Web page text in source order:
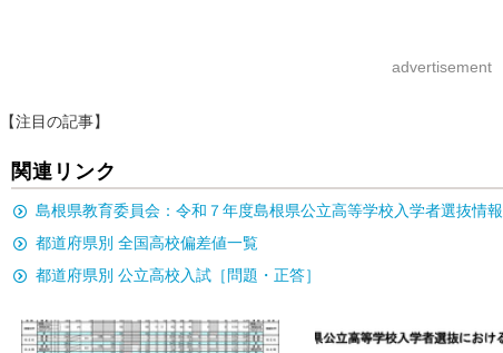
advertisement
【注目の記事】
関連リンク
島根県教育委員会：令和７年度島根県公立高等学校入学者選抜情報
都道府県別 全国高校偏差値一覧
都道府県別 公立高校入試［問題・正答］